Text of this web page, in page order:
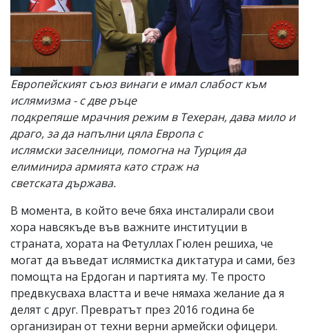
Европейският съюз винаги е имал слабост към
ислямизма - с две ръце
подкрепяше мрачния режим в Техеран, дава мило и
драго, за да напълни цяла Европа с
ислямски заселници, помогна на Турция да
елиминира армията като страж на
светската държава.
В момента, в който вече бяха инсталирали свои
хора навсякъде във важните институции в
страната, хората на Фетуллах Гюлен решиха, че
могат да въведат ислямистка диктатура и сами, без
помощта на Ердоган и партията му. Те просто
предвкусваха властта и вече нямаха желание да я
делят с друг. Превратът през 2016 година бе
организиран от техни верни армейски офицери.